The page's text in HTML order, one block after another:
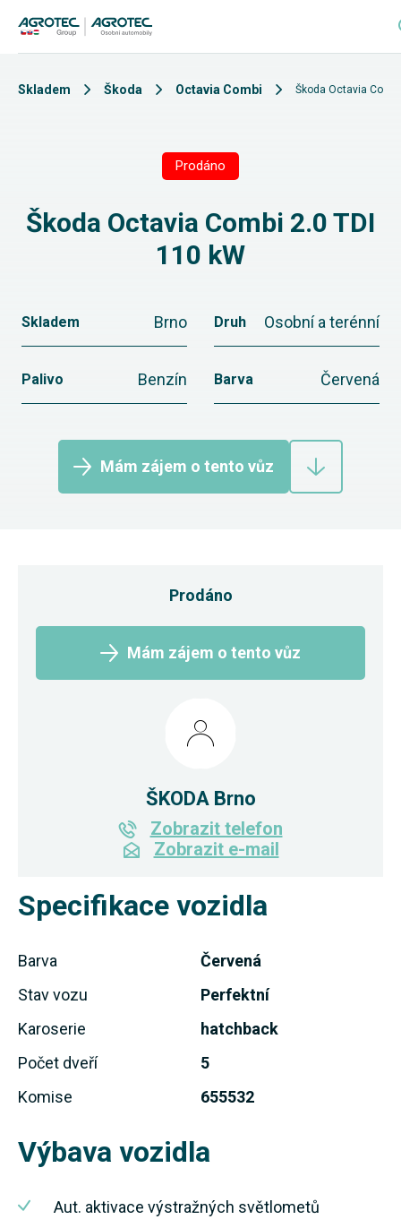
Skladem Škoda Octavia Combi Škoda Octavia
Prodáno
Škoda Octavia Combi 2.0 TDI
110 kW
Skladem Brno Druh Osobní a terénní
Palivo Benzín Barva Červená
Mám zájem o tento vůz
Specifikace vozidla
Barva
Červená
Stav vozu
Perfektní
Karoserie
hatchback
Počet dveří
5
Komise
655532
Výbava vozidla
Aut. aktivace výstražných světlometů
Prodáno
Mám zájem o tento vůz
ŠKODA Brno
Zobrazit telefon
Zobrazit e-mail